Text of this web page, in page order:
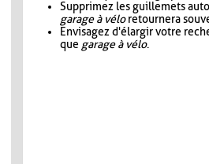
Supprimez les guillemets
garage à véloretournera
Envisagez d'élargir votre
que garage à vélo.